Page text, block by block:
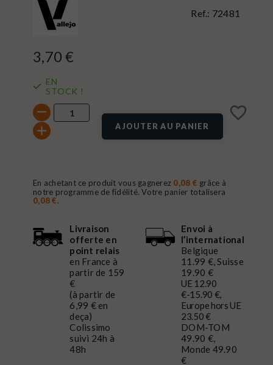
Ref.: 72481
3,70 €
EN
STOCK !
AJOUTER AU PANIER
favorite_border
En achetant ce produit vous gagnerez 0,08 € grâce à
notre programme de fidélité. Votre panier totalisera
0,08 €.
Livraison
offerte en
point relais
en France à
partir de 159
€
(à partir de
6,99 € en
deça)
Colissimo
suivi 24h à
48h
Envoi à
l’international
Belgique
11.99 €, Suisse
19.90 €
UE 12.90
€-15.90 €,
Europe hors UE
23.50 €
DOM-TOM
49.90 €,
Monde 49.90
€